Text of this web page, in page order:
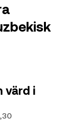
värd i